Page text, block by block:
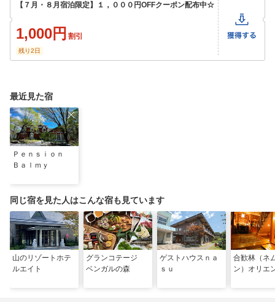
【７月・８月宿泊限定】１，０００円OFFクーポン配布中☆
1,000円 割引
残り2日
最近見た宿
Ｐｅｎｓｉｏｎ
Ｂａｌｍｙ
同じ宿を見た人はこんな宿も見ています
山のリゾートホテ
ルエイト
グランコテージ
ベンガルの森
ゲストハウスｎａ
ｓｕ
合歓林（ネ
ン）オリエ